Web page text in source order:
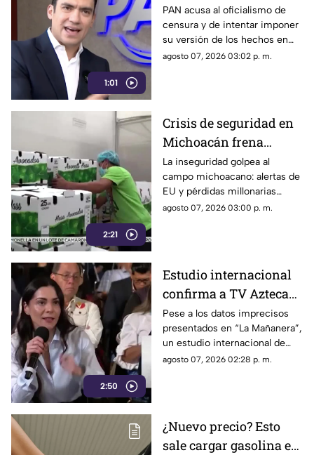
1:01
y de imponer narrativa
en el debate público
PAN acusa al oficialismo de
censura y de intentar imponer
su versión de los hechos en
medio del debate político
agosto 07, 2026 03:02 p. m.
2:21
Crisis de seguridad en
Michoacán frena
exportación de
aguacate y deja
pérdidas millonarias
La inseguridad golpea al
campo michoacano: alertas de
EU y pérdidas millonarias
afectan la exportación de
agosto 07, 2026 03:00 p. m.
2:50
Estudio internacional
confirma a TV Azteca
como el medio líder en
credibilidad y alcance
Pese a los datos imprecisos
presentados en “La Mañanera”,
un estudio internacional de
Reuters confirma que TV
agosto 07, 2026 02:28 p. m.
¿Nuevo precio? Esto
sale cargar gasolina en